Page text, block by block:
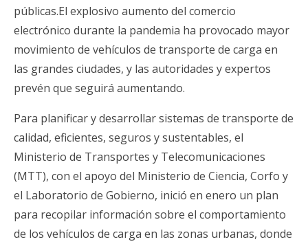
públicas.El explosivo aumento del comercio
electrónico durante la pandemia ha provocado mayor
movimiento de vehículos de transporte de carga en
las grandes ciudades, y las autoridades y expertos
prevén que seguirá aumentando.
Para planificar y desarrollar sistemas de transporte de
calidad, eficientes, seguros y sustentables, el
Ministerio de Transportes y Telecomunicaciones
(MTT), con el apoyo del Ministerio de Ciencia, Corfo y
el Laboratorio de Gobierno, inició en enero un plan
para recopilar información sobre el comportamiento
de los vehículos de carga en las zonas urbanas, donde